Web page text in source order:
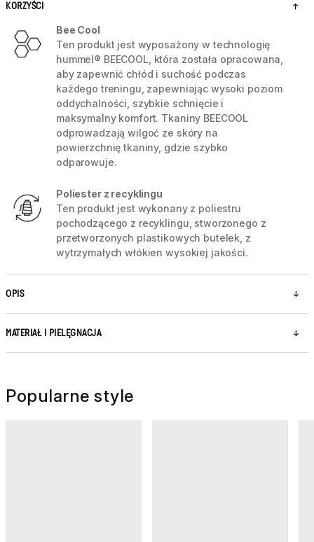
KORZYŚCI
Bee Cool
Ten produkt jest wyposażony w technologię
hummel® BEECOOL, która została opracowana,
aby zapewnić chłód i suchość podczas
każdego treningu, zapewniając wysoki poziom
oddychalności, szybkie schnięcie i
maksymalny komfort. Tkaniny BEECOOL
odprowadzają wilgoć ze skóry na
powierzchnię tkaniny, gdzie szybko
odparowuje.
Poliester z recyklingu
Ten produkt jest wykonany z poliestru
pochodzącego z recyklingu, stworzonego z
przetworzonych plastikowych butelek, z
wytrzymałych włókien wysokiej jakości.
OPIS
MATERIAŁ I PIELĘGNACJA
Popularne style